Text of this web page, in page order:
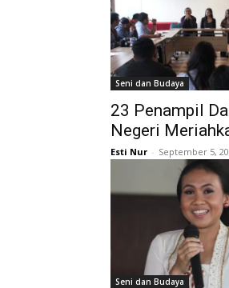
Seni dan Budaya
23 Penampil
Negeri
Esti Nur - September 5,
Seni dan Budaya